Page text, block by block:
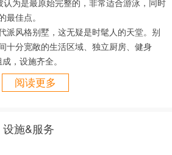
认为是最原始完整的，非常适合游泳，同时
最佳点。
派风格别墅，这无疑是时髦人的天堂。 别
十分宽敞的生活区域、独立厨房、健身
，设施齐全。
域是大人和小孩的理想选择。
、树屋、吊床、懒人沙发、遮阳伞与日光
阅读更多
设施&服务